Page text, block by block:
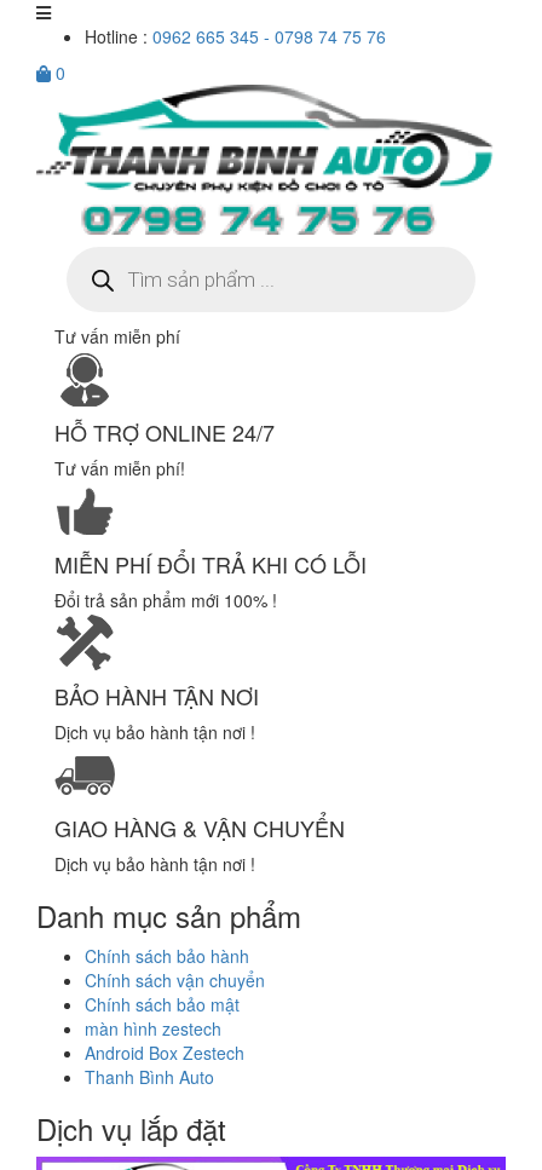
Hotline : 0962 665 345 - 0798 74 75 76
0
kiếm
sản
Tư vấn miễn phí
HỖ TRỢ ONLINE 24/7
Tư vấn miễn phí!
MIỄN PHÍ ĐỔI TRẢ KHI CÓ LỖI
Đổi trả sản phẩm mới 100% !
BẢO HÀNH TẬN NƠI
Dịch vụ bảo hành tận nơi !
GIAO HÀNG & VẬN CHUYỂN
Dịch vụ bảo hành tận nơi !
Danh mục sản phẩm
Chính sách bảo hành
Chính sách vận chuyển
Chính sách bảo mật
màn hình zestech
Android Box Zestech
Thanh Bình Auto
Dịch vụ lắp đặt